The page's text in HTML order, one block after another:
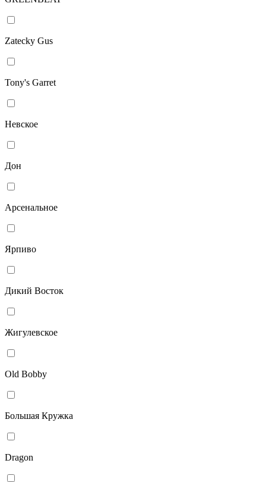
Zatecky Gus
Tony's Garret
Невское
Дон
Арсенальное
Ярпиво
Дикий Восток
Жигулевское
Old Bobby
Большая Кружка
Dragon